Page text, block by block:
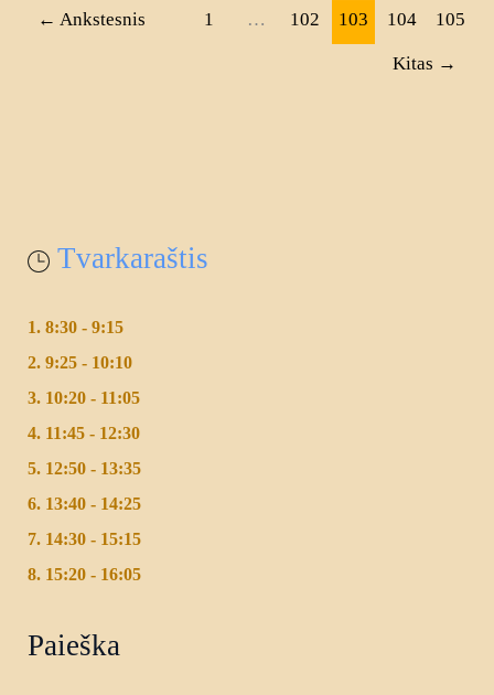
← Ankstesnis 1 … 102 103 104 105
Kitas →
Tvarkaraštis
1. 8:30 - 9:15
2. 9:25 - 10:10
3. 10:20 - 11:05
4. 11:45 - 12:30
5. 12:50 - 13:35
6. 13:40 - 14:25
7. 14:30 - 15:15
8. 15:20 - 16:05
Paieška